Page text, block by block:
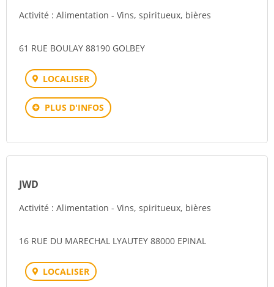
Activité : Alimentation - Vins, spiritueux, bières
61 RUE BOULAY 88190 GOLBEY
LOCALISER
PLUS D'INFOS
JWD
Activité : Alimentation - Vins, spiritueux, bières
16 RUE DU MARECHAL LYAUTEY 88000 EPINAL
LOCALISER